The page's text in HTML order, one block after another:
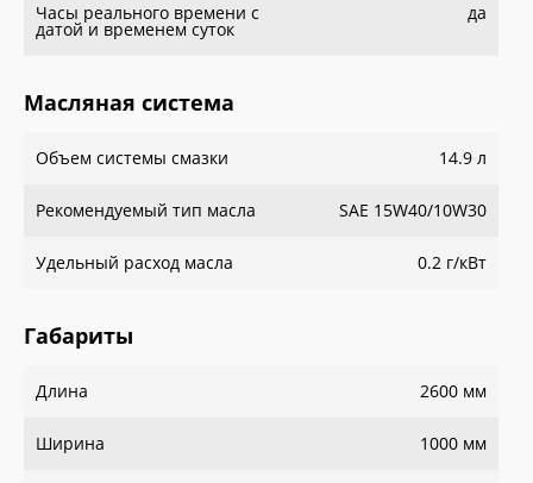
Часы реального времени с
датой и временем суток
да
Масляная система
Объем системы смазки 14.9 л
Рекомендуемый тип масла SAE 15W40/10W30
Удельный расход масла 0.2 г/кВт
Габариты
Длина 2600 мм
Ширина 1000 мм